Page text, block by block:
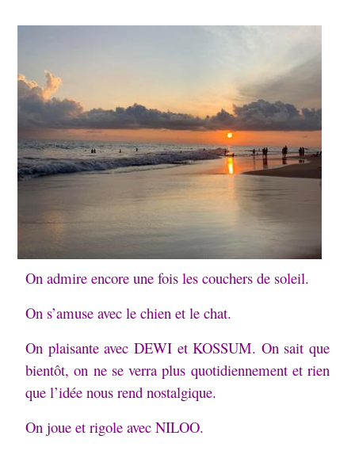
On admire encore une fois les couchers de soleil.
On s’amuse avec le chien et le chat.
On plaisante avec DEWI et KOSSUM. On sait que
bientôt, on ne se verra plus quotidiennement et rien
que l’idée nous rend nostalgique.
On joue et rigole avec NILOO.